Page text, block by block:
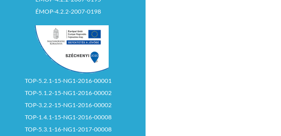
ÉMOP-4.2.2-2007-0198
TOP-5.2.1-15-NG1-2016-00001
TOP-5.1.2-15-NG1-2016-00002
TOP-3.2.2-15-NG1-2016-00002
TOP-1.4.1-15-NG1-2016-00008
TOP-5.3.1-16-NG1-2017-00008